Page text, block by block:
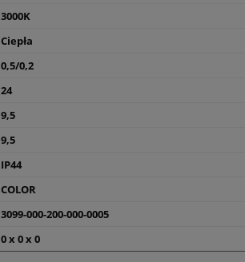
3000K
Ciepła
0,5/0,2
24
9,5
9,5
IP44
COLOR
3099-000-200-000-0005
0 x 0 x 0